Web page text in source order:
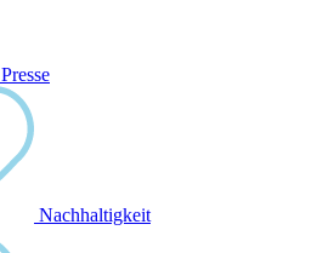
Presse
Nachhaltigkeit